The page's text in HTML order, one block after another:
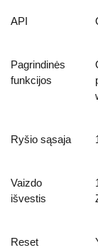
API
Pagrindinės
funkcijos
Ryšio sąsaja
Vaizdo
išvestis
Reset